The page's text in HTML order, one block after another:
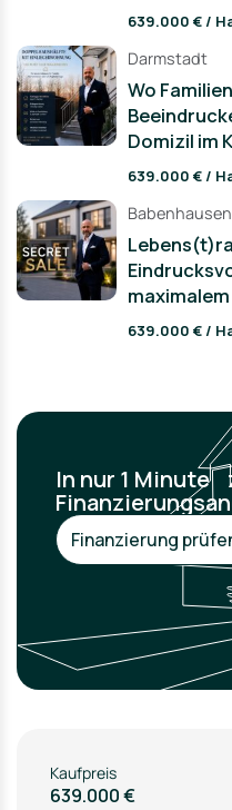
639.000 € /
Darmstadt
Wo
Domizil im
(Variante 4)
639.000 € /
Babenhausen
639.000 € /
In nur 1 Minute
Finanzierung
Kaufpreis
639.000 €